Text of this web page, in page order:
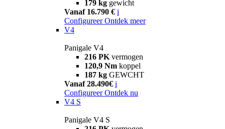
179 kg gewicht
Vanaf 16.790 € i
Configureer Ontdek meer
V4
Panigale V4
216 PK vermogen
120,9 Nm koppel
187 kg GEWCHT
Vanaf 28.490€ i
Configureer Ontdek nu
V4 S
Panigale V4 S